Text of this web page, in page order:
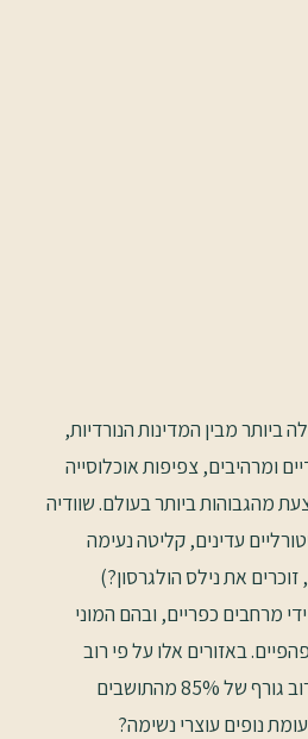
ביותר מבין המדינות הנורדיות,
ומרהיבים, צפיפות אוכלוסייה
מהגבוהות ביותר בעולם. שוודיה
עדינים, קליטה נעימה
את נילס הולגרסון?)
מרחבים כפריים, ובהם המוני
באזורים אלו על פי רוב
מתגוררים השוודים הילידים, ברוב גורף של 85% מהתושבים
נופים עוצרי נשימה?